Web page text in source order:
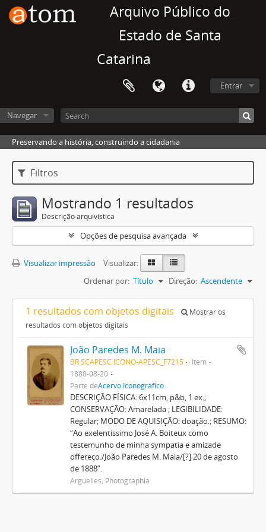
Arquivo Público do
Estado de Santa
Catarina
Entrar
Navegar
Preservando a história, construindo a cidadania
Filtros
Mostrando 1 resultados
Descrição arquivística
Opções de pesquisa avançada
Visualizar impressão
Visualizar:
Ordenar por: Título Direção: Ascendente
1 resultados com objetos digitais
Mostrar os
resultados com objetos digitais
João Paredes M. Maia
BR SCAPESC ICONO-APESC_F7215
Item
1888-08-20
Parte deAcervo Iconográfico
DESCRIÇÃO FÍSICA: 6x11cm, p&b, 1 ex.;
CONSERVAÇÃO: Amarelada ; LEGIBILIDADE:
Regular; MODO DE AQUISIÇÃO: doação.; RESUMO:
“Ao exelentissimo José A. Boiteux como
testemunho de minha sympatia e amizade
offereço./João Paredes M. Maia/[?] 20 de agosto
de 1888”.
Arguelles, Photographia